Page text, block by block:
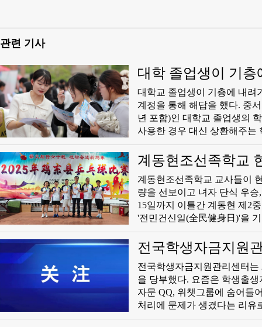
관련 기사
대학 졸업생이 기
대학교 졸업생이 기층에 내려
계정을 통해 해답을 했다. 중
년 포함)인 대학교 졸업생의
사용한 경우 대신 상환해주는
상환하는 데 우선적으로 사용
계동현조선족학교
계동현조선족학교 교사들이
량을 선보이고 녀자 단식 우
15일까지 이틀간 계동현 제2
'전민건신일(全民健身日)'을
주관한 이번 경기에는 각계
전국학생자금지원
전국학생자금지원관리센터
을 당부했다. 요즘은 학생출
자문 QQ, 위챗그룹에 숨어들
처리에 문제가 생겼다는 리유
경각심을 늦추지 말고 낯선